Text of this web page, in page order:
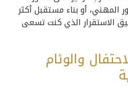
المهني، أو بناء مستقبل أكثر
الاستقرار الذي كنت تسعى
والوئام